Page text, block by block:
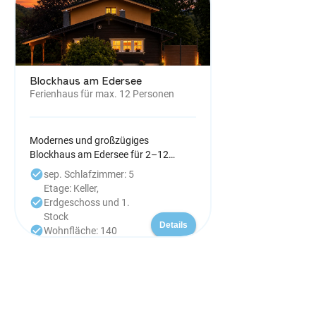
Blockhaus am Edersee
Ferienhaus für max. 12 Personen
Modernes und großzügiges
Blockhaus am Edersee für 2–12
Personen auf ca. 140 m² und drei
Etagen. 5 Schlafzimmer, 3
Badezimmer, voll ausgestattete
Küche, gemütliches Wohnzimmer mit
Holzofen, Smart-TV & WLAN. Große
Terrasse, Garten mit Grillplatz,
check_circlesep. Schlafzimmer: 5
check_circle
Etage: Keller,
Erdgeschoss und 1.
Stock
check_circleWohnfläche: 140 Details